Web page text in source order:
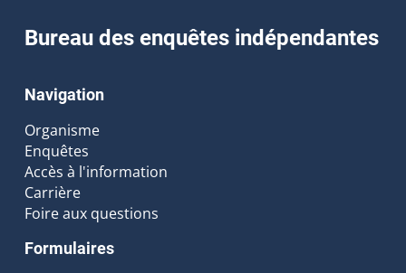
Bureau des enquêtes indépendantes
Navigation
Organisme
Enquêtes
Accès à l'information
Carrière
Foire aux questions
Formulaires